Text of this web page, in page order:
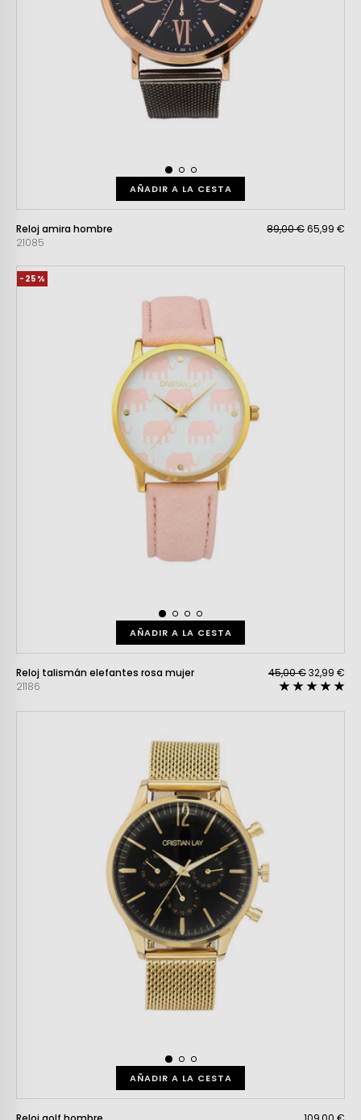
AÑADIR A LA CESTA
Reloj amira hombre
21085
89,00 €65,99 €
-25%
AÑADIR A LA CESTA
Reloj talismán elefantes rosa mujer
21186
45,00 €32,99 €
AÑADIR A LA CESTA